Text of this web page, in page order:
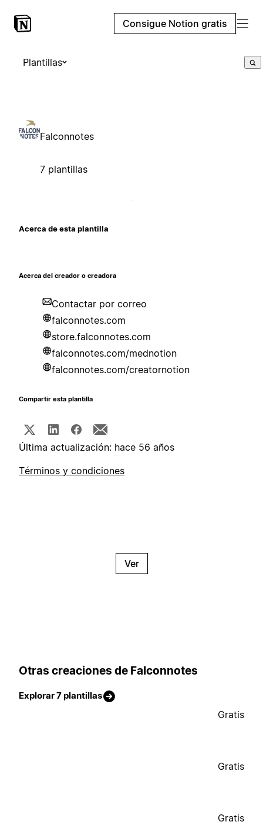
Consigue Notion gratis
Plantillas
Falconnotes
7 plantillas
Acerca de esta plantilla
Acerca del creador o creadora
Contactar por correo
falconnotes.com
store.falconnotes.com
falconnotes.com/mednotion
falconnotes.com/creatornotion
Compartir esta plantilla
Última actualización: hace 56 años
Términos y condiciones
Ver
Otras creaciones de Falconnotes
Explorar 7 plantillas
Gratis
Gratis
Gratis